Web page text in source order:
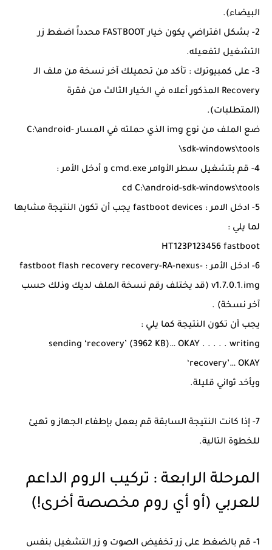
البيضاء).
2- بشكل افتراضي يكون خيار FASTBOOT محدداً اضغط زر
التشغيل لتفعيله.
3- على كمبيوترك : تأكد من تحميلك آخر نسخة من ملف الـ
Recovery المذكور أعلاه في الخيار الثالث من فقرة
(المتطلبات).
ضع الملف من نوع img الذي حملته في المسار C:\android-
sdk-windows\tools\
4- قم بتشغيل سطر الأوامر cmd.exe و أدخل الأمر :
cd C:\android-sdk-windows\tools
5- ادخل الامر : fastboot devices يجب أن تكون النتيجة مشابها
لما يلي :
HT123P123456 fastboot
6- ادخل الأمر : fastboot flash recovery recovery-RA-nexus-
v1.7.0.1.img (قد يختلف رقم نسخة الملف لديك وذلك حسب
آخر نسخة) .
يجب أن تكون النتيجة كما يلي :
sending ‘recovery’ (3962 KB)… OKAY . . . . . writing
‘recovery’… OKAY
ويأخد ثواني قليلة.
7- إذا كانت النتيجة السابقة قم بعمل بإطفاء الجهاز و تهيئ
للخطوة التالية.
المرحلة الرابعة : تركيب الروم الداعم
للعربي (أو أي روم مخصصة أخرى!)
1- قم بالضغط على زر تخفيض الصوت و زر التشغيل بنفس